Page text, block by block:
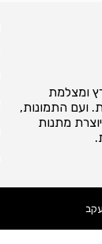
ומצלמת
ועם התמונות,
מתנות